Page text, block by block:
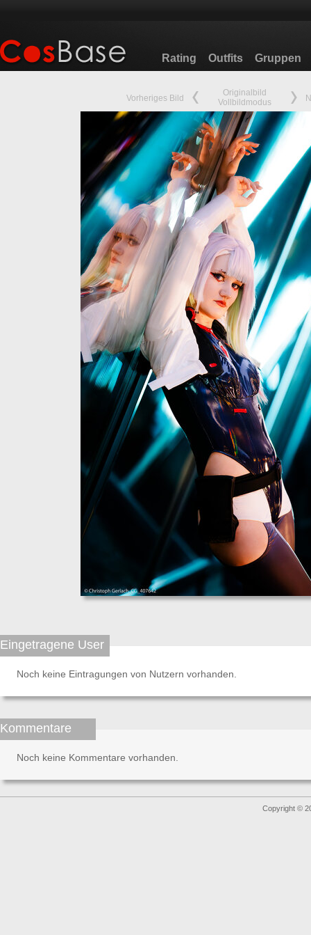
Rating Outfits Gruppen
Vorheriges Bild
Originalbild
Vollbildmodus
Eingetragene User
Noch keine Eintragungen von Nutzern vorhanden.
Kommentare
Noch keine Kommentare vorhanden.
Copyright ©